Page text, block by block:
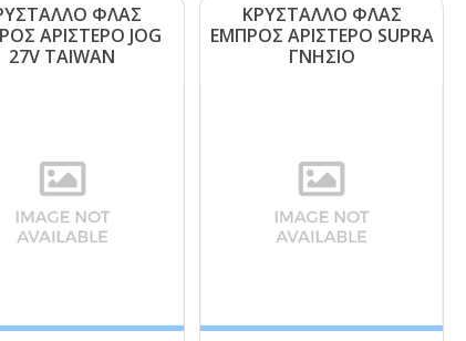
ΦΛΑΣ
ΑΡΙΣΤΕΡΟ JΟG
27V ΤΑΙWΑΝ
ΚΡΥΣΤΑΛΛΟ ΦΛΑΣ
ΕΜΠΡΟΣ ΑΡΙΣΤΕΡΟ SUΡRΑ
ΓΝΗΣΙΟ